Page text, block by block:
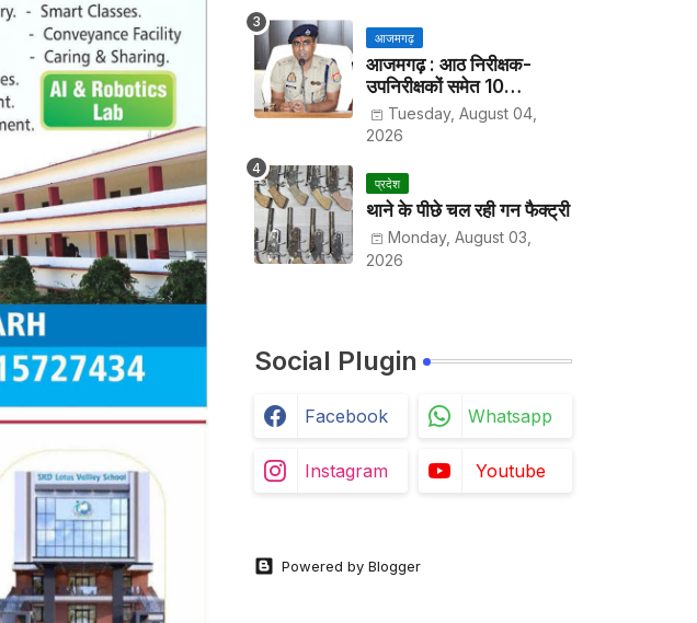
आजमगढ़
आजमगढ़ : आठ निरीक्षक-
उपनिरीक्षकों समेत 10
अधिकारियों के तबादले
Tuesday, August 04,
2026
प्रदेश
थाने के पीछे चल रही गन फैक्ट्री
Monday, August 03,
2026
Social Plugin
Facebook Whatsapp
Instagram Youtube
Powered by Blogger